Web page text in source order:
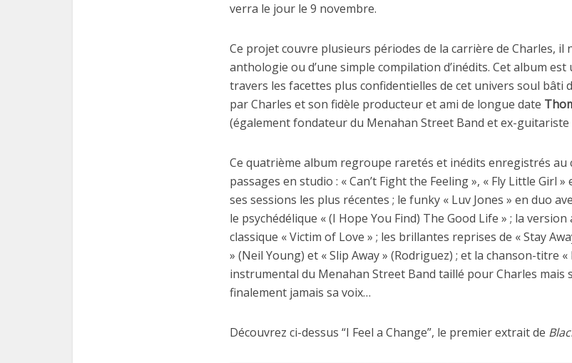
verra le jour le 9 novembre.
Ce projet couvre plusieurs périodes de la carrière de Charles, il
anthologie ou d’une simple compilation d’inédits. Cet album
travers les facettes plus confidentielles de cet univers soul bâti
par Charles et son fidèle producteur et ami de longue date
(également fondateur du Menahan Street Band et ex-guitariste
Ce quatrième album regroupe raretés et inédits enregistrés au
passages en studio : « Can’t Fight the Feeling », « Fly Little Girl »
ses sessions les plus récentes ; le funky « Luv Jones » en duo
le psychédélique « (I Hope You Find) The Good Life » ; la
classique « Victim of Love » ; les brillantes reprises de « Stay
» (Neil Young) et « Slip Away » (Rodriguez) ; et la chanson-titre
instrumental du Menahan Street Band taillé pour Charles mais
finalement jamais sa voix…
Découvrez ci-dessus “I Feel a Change”, le premier extrait de